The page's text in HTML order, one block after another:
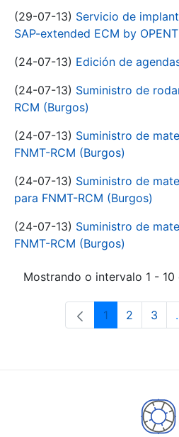
(29-07-13) Servicio de
SAP-extended ECM by
(24-07-13) Edición de
(24-07-13) Suministro de
RCM (Burgos)
(24-07-13) Suministro de
FNMT-RCM (Burgos)
(24-07-13) Suministro de
para FNMT-RCM (Burgos)
(24-07-13) Suministro de
FNMT-RCM (Burgos)
Mostrando o intervalo 1 - 10
Páxina
1 Páxina
2 3